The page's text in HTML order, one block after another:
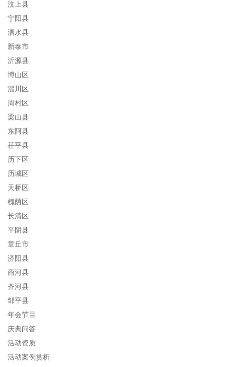
汶上县
宁阳县
泗水县
新泰市
沂源县
博山区
淄川区
周村区
梁山县
东阿县
茌平县
历下区
历城区
天桥区
槐荫区
长清区
平阴县
章丘市
济阳县
商河县
齐河县
邹平县
年会节目
庆典问答
活动资质
活动案例赏析